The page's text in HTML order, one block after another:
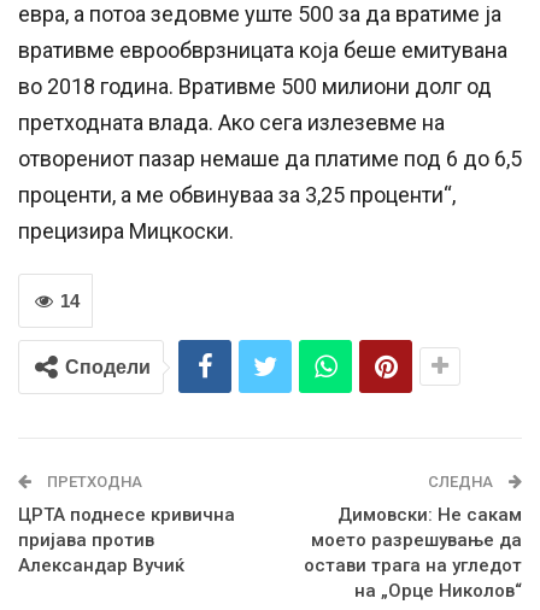
евра, а потоа зедовме уште 500 за да вратиме ја
вративме еврообврзницата која беше емитувана
во 2018 година. Вративме 500 милиони долг од
претходната влада. Ако сега излезевме на
отворениот пазар немаше да платиме под 6 до 6,5
проценти, а ме обвинуваа за 3,25 проценти“,
прецизира Мицкоски.
14
Сподели
ПРЕТХОДНА
ЦРТА поднесе кривична
пријава против
Александар Вучиќ
СЛЕДНА
Димовски: Не сакам
моето разрешување да
остави трага на угледот
на „Орце Николов“